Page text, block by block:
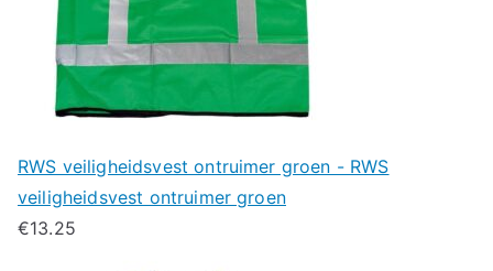
RWS veiligheidsvest ontruimer groen - RWS
veiligheidsvest ontruimer groen
€13.25